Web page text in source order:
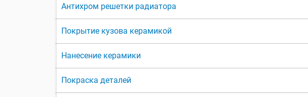
Антихром решетки радиатора
Покрытие кузова керамикой
Нанесение керамики
Покраска деталей